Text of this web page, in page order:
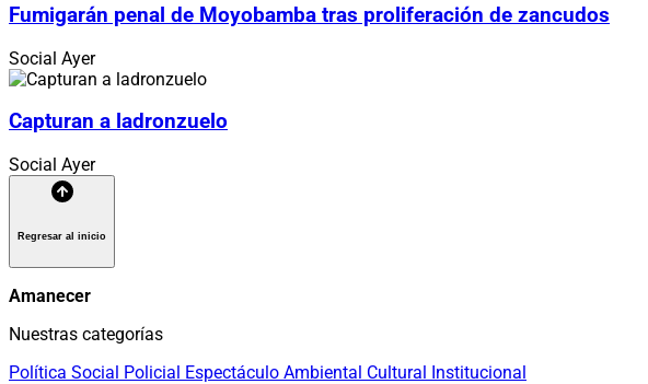
Fumigarán penal de Moyobamba tras proliferación de zancudos
Social Ayer
Capturan a ladronzuelo
Social Ayer
Regresar al inicio
Amanecer
Nuestras categorías
Política Social Policial Espectáculo Ambiental Cultural Institucional